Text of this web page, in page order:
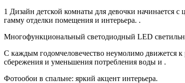
1 Дизайн детской комнаты для девочки начинается
гамму отделки помещения и интерьера. .
Многофункциональный светодиодный LED
С каждым годомчеловечество неумолимо движется к
сбережения и уменьшения потребления воды и .
Фотообои в спальне: яркий акцент интерьера.